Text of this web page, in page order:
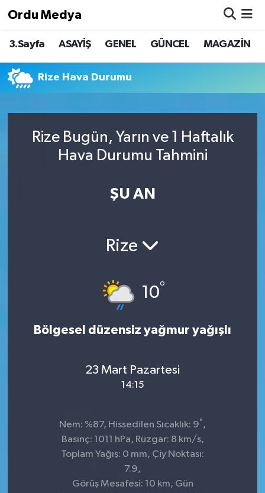
Ordu Medya
3.Sayfa ASAYİŞ GENEL GÜNCEL MAGAZİN
Rize Hava Durumu
Rize Bugün, Yarın ve 1 Haftalık
Hava Durumu Tahmini
ŞU AN
Rize
10°
Bölgesel düzensiz yağmur yağışlı
23 Mart Pazartesi
14:15
Nem: %87, Hissedilen Sıcaklık: 9° ,
Basınç: 1011 hPa, Rüzgar: 8 km/s,
Toplam Yağış: 0 mm, Çiy Noktası:
7.9,
Görüş Mesafesi: 10 km, Gün
ASAYİŞ
Basketbol
Borsa
Nöbetçi Eczaneler
Hava Durumu
Trafik Durumu